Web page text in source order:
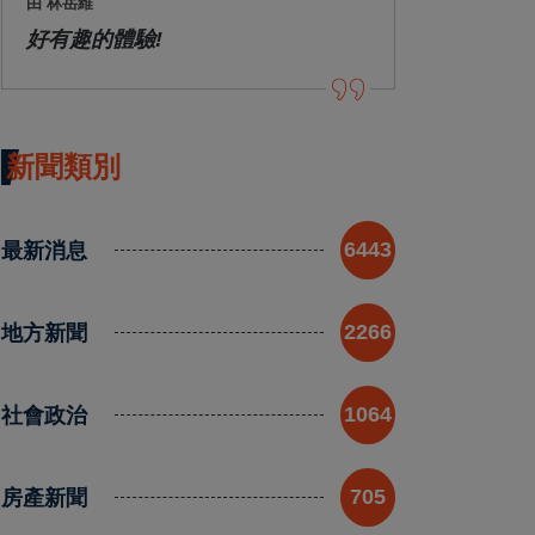
好有趣的體驗!
新聞類別
最新消息 6443
地方新聞 2266
社會政治 1064
房產新聞 705